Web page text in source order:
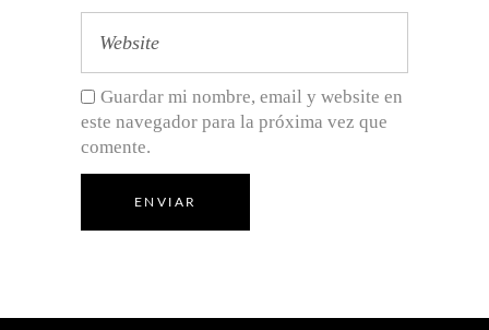
Guardar mi nombre, email y website en
este navegador para la próxima vez que
comente.
ENVIAR